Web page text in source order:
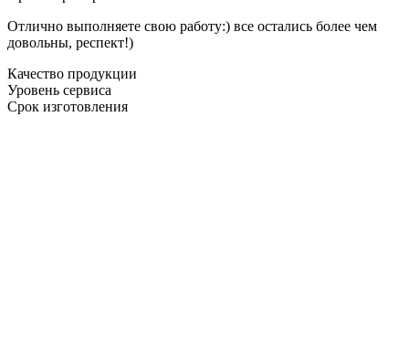
Отлично выполняете свою работу:) все остались более чем
довольны, респект!)
Качество продукции
Уровень сервиса
Срок изготовления